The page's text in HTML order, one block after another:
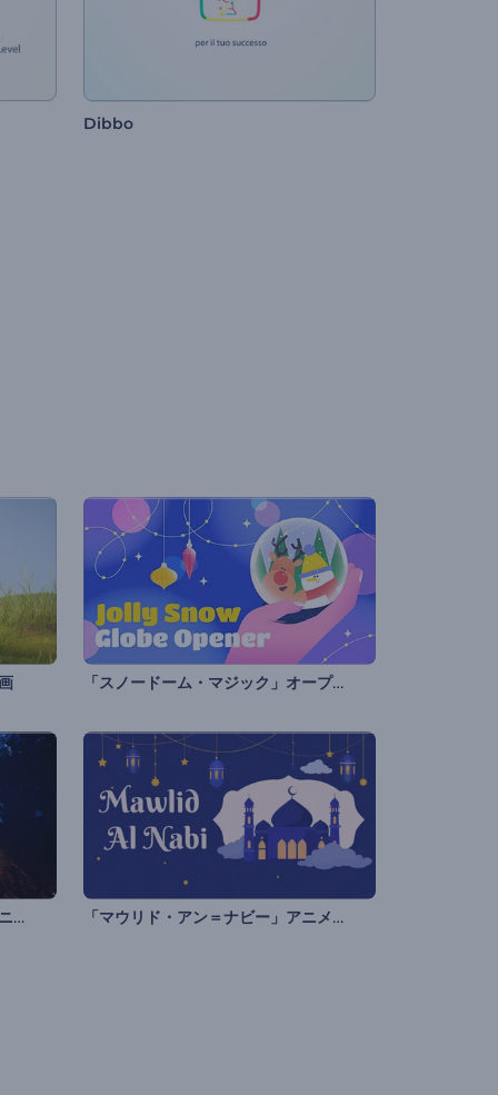
Dibbo
「スノードーム・マジック」オープニング動画
「不気味なハロウィーン」オープニング動画 「マウリド・アン＝ナビー」アニメーション